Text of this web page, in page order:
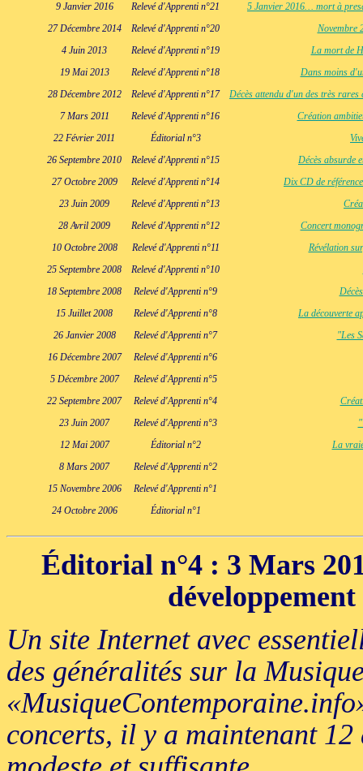
9 Janvier 2016
Relevé d'Apprenti n°21
5 Janvier 2016… mort à
27 Décembre 2014
Relevé d'Apprenti n°20
Novembre
4 Juin 2013
Relevé d'Apprenti n°19
La mort de
19 Mai 2013
Relevé d'Apprenti n°18
Dans moins
28 Décembre 2012
Relevé d'Apprenti n°17
Décès attendu d'un des très
7 Mars 2011
Relevé d'Apprenti n°16
Création
22 Février 2011
Éditorial n°3
26 Septembre 2010
Relevé d'Apprenti n°15
Décès absurde
27 Octobre 2009
Relevé d'Apprenti n°14
Dix CD de
23 Juin 2009
Relevé d'Apprenti n°13
28 Avril 2009
Relevé d'Apprenti n°12
Concert
10 Octobre 2008
Relevé d'Apprenti n°11
Révélation
25 Septembre 2008
Relevé d'Apprenti n°10
18 Septembre 2008
Relevé d'Apprenti n°9
15 Juillet 2008
Relevé d'Apprenti n°8
La découverte
26 Janvier 2008
Relevé d'Apprenti n°7
"Les
16 Décembre 2007
Relevé d'Apprenti n°6
5 Décembre 2007
Relevé d'Apprenti n°5
22 Septembre 2007
Relevé d'Apprenti n°4
23 Juin 2007
Relevé d'Apprenti n°3
12 Mai 2007
Éditorial n°2
La
8 Mars 2007
Relevé d'Apprenti n°2
15 Novembre 2006
Relevé d'Apprenti n°1
24 Octobre 2006
Éditorial n°1
Éditorial n°4: 3 Mars
Un site Internet avec
des généralités sur la
concerts, il y a maintenant